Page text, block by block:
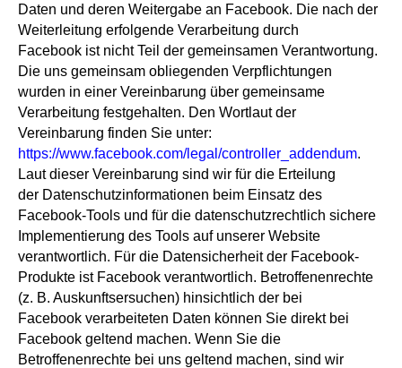
Daten und deren Weitergabe an Facebook. Die nach der
Weiterleitung erfolgende Verarbeitung durch
Facebook ist nicht Teil der gemeinsamen Verantwortung.
Die uns gemeinsam obliegenden Verpflichtungen
wurden in einer Vereinbarung über gemeinsame
Verarbeitung festgehalten. Den Wortlaut der
Vereinbarung finden Sie unter:
https://www.facebook.com/legal/controller_addendum.
Laut dieser Vereinbarung sind wir für die Erteilung
der Datenschutzinformationen beim Einsatz des
Facebook-Tools und für die datenschutzrechtlich sichere
Implementierung des Tools auf unserer Website
verantwortlich. Für die Datensicherheit der Facebook-
Produkte ist Facebook verantwortlich. Betroffenenrechte
(z. B. Auskunftsersuchen) hinsichtlich der bei
Facebook verarbeiteten Daten können Sie direkt bei
Facebook geltend machen. Wenn Sie die
Betroffenenrechte bei uns geltend machen, sind wir